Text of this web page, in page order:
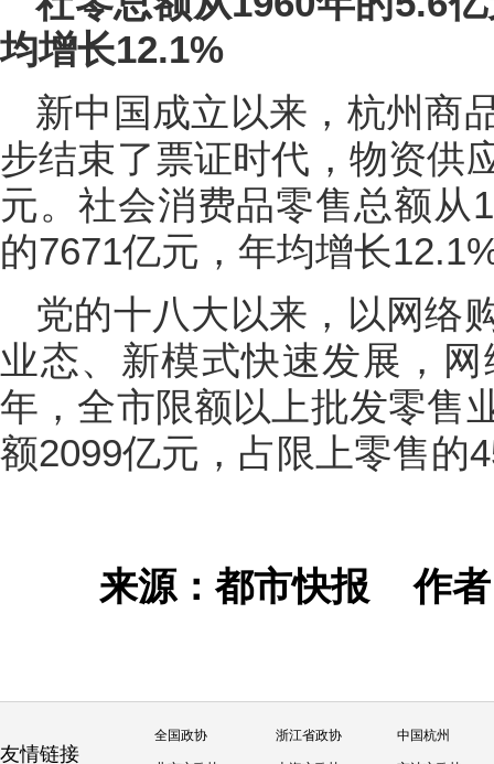
均增长12.1%
新中国成立以来，杭州商
步结束了票证时代，物资供
元。社会消费品零售总额从
的7671亿元，年均增长
党的十八大以来，以网络
业态、新模式快速发展，
年，全市限额以上批发零售
额2099亿元，占限上零售的
来源：都市快报作
友情链接
全国政协 浙江省政协 中国杭州